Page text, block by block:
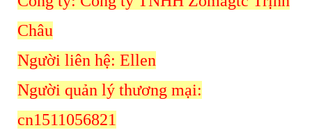
Châu
Người liên hệ: Ellen
Người quản lý thương mại:
cn1511056821